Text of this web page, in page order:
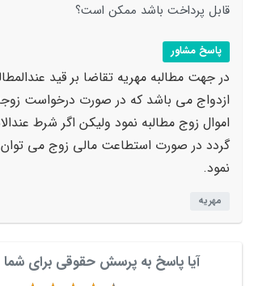
قابل پرداخت باشد ممکن است؟
پاسخ مشاور
در جهت مطالبه مهریه تقاضا بر قید
ازدواج می باشد که در صورت درخواست
اموال زوج مطالبه نمود ولیکن اگر شرط
گردد در صورت استطاعت مالی زوج می توان
نمود.
مهریه
آیا پاسخ به پرسش حقوقی برای شما